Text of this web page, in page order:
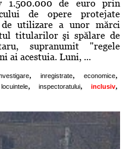
1.500.000 de euro prin
de opere protejate
utilizare a unor mărci
titularilor şi spălare de
supranumit "regele
ai acestuia. Luni, ...
, inregistrate, economice,
locuintele, inspectoratului, inclusiv,